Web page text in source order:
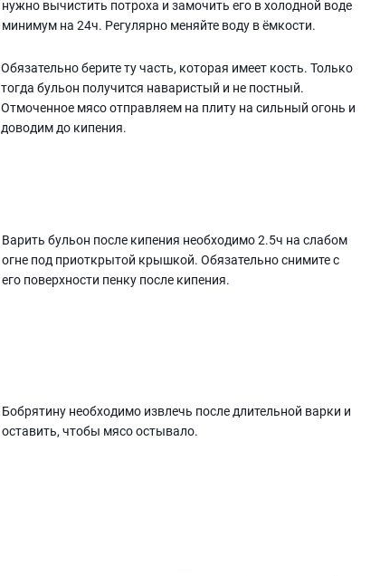
нужно вычистить потроха и замочить его в холодной воде
минимум на 24ч. Регулярно меняйте воду в ёмкости.
Обязательно берите ту часть, которая имеет кость. Только
тогда бульон получится наваристый и не постный.
Отмоченное мясо отправляем на плиту на сильный огонь и
доводим до кипения.
Варить бульон после кипения необходимо 2.5ч на слабом
огне под приоткрытой крышкой. Обязательно снимите с
его поверхности пенку после кипения.
Бобрятину необходимо извлечь после длительной варки и
оставить, чтобы мясо остывало.